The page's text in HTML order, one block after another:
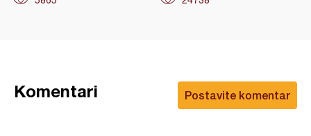
Postavite komentar
Komentari